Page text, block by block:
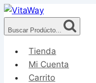
Saltar
Contenido
Buscar Prodúcto...
Tienda
Mi Cuenta
Carrito